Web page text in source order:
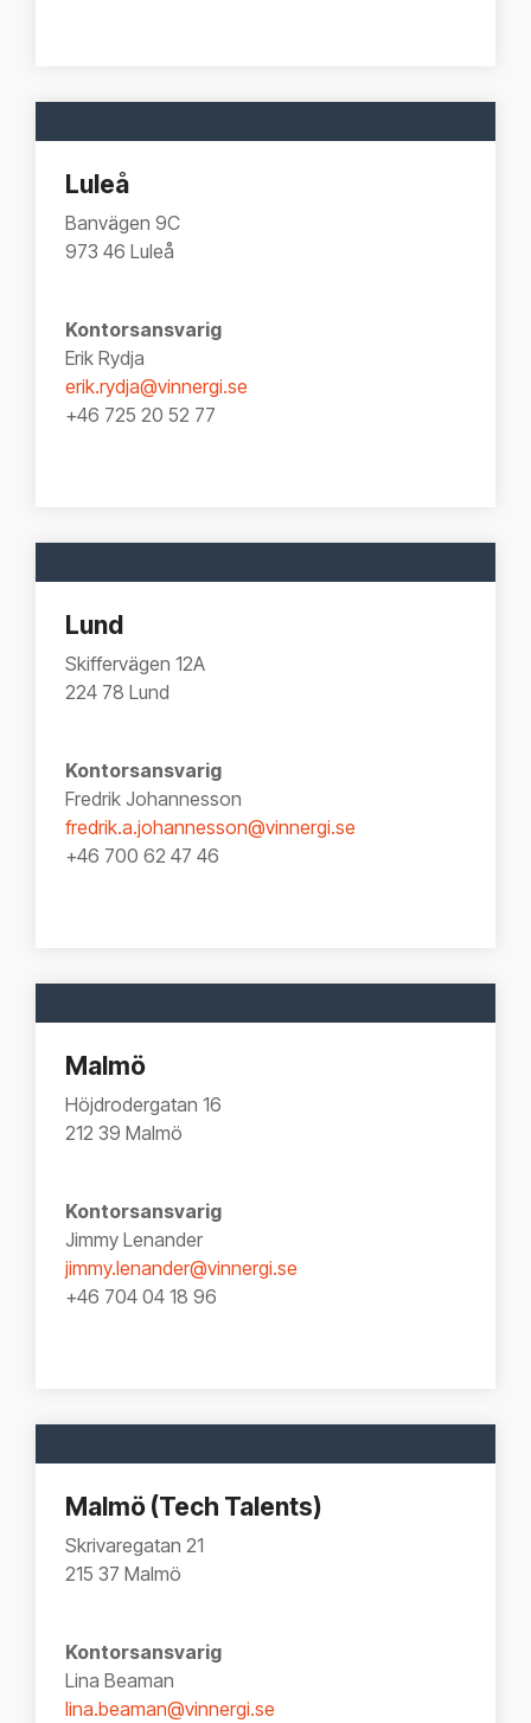
Luleå
Banvägen 9C
973 46 Luleå
Kontorsansvarig
Erik Rydja
erik.rydja@vinnergi.se
+46 725 20 52 77
Lund
Skiffervägen 12A
224 78 Lund
Kontorsansvarig
Fredrik Johannesson
fredrik.a.johannesson@vinnergi.se
+46 700 62 47 46
Malmö
Höjdrodergatan 16
212 39 Malmö
Kontorsansvarig
Jimmy Lenander
jimmy.lenander@vinnergi.se
+46 704 04 18 96‬
Malmö (Tech Talents)
Skrivaregatan 21
215 37 Malmö
Kontorsansvarig
Lina Beaman
lina.beaman@vinnergi.se